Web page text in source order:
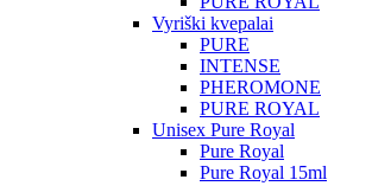
Vyriški kvepalai
PURE
INTENSE
PHEROMONE
PURE ROYAL
Unisex Pure Royal
Pure Royal
Pure Royal 15ml